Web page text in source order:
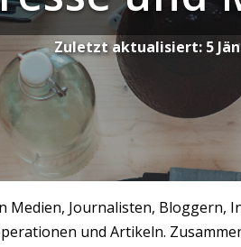
Zuletzt aktualisiert: 5
Journalisten, Bloggern,
und Artikeln.